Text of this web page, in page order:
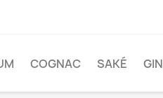
COGNAC SAKÉ GIN